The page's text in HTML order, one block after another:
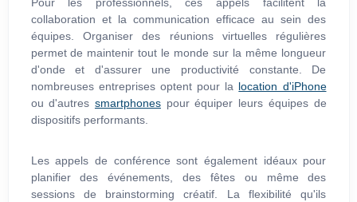
collaboration et la communication efficace au sein des
équipes. Organiser des réunions virtuelles régulières
permet de maintenir tout le monde sur la même longueur
d'onde et d'assurer une productivité constante. De
nombreuses entreprises optent pour la location d'iPhone
ou d'autres smartphonespour équiper leurs équipes de
dispositifs performants.
Les appels de conférence sont également idéaux pour
planifier des événements, des fêtes ou même des
sessions de brainstorming créatif. La flexibilité qu'ils